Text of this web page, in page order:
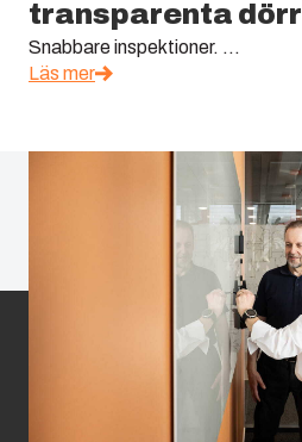
transparenta dörr
Snabbare inspektioner. ...
Läs mer